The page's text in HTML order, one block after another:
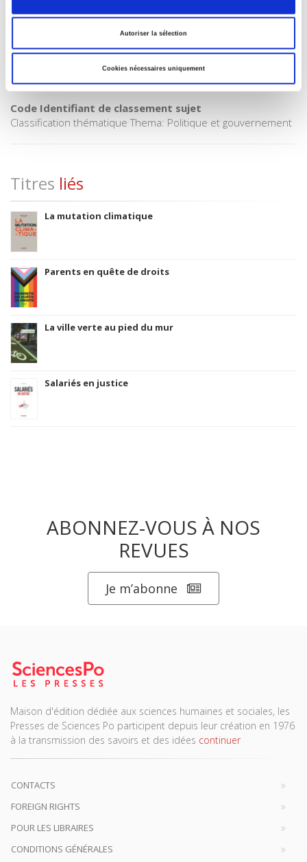
Autoriser la sélection
Cookies nécessaires uniquement
06 Professionnel et académique
CLIL (Version 2013-2019 )
3283 SCIENCES POLITIQUES
Date de première publication du titre
1967
Code Identifiant de classement sujet
Classification thématique Thema: Politique et gouvernement
Titres liés
La mutation climatique
Parents en quête de droits
La ville verte au pied du mur
Salariés en justice
ABONNEZ-VOUS À NOS
REVUES
Je m’abonne
Maison d'édition dédiée aux sciences humaines et sociales, les
Presses de Sciences Po participent depuis leur création en 1976
à la transmission des savoirs et des idées continuer
CONTACTS
FOREIGN RIGHTS
POUR LES LIBRAIRES
CONDITIONS GÉNÉRALES